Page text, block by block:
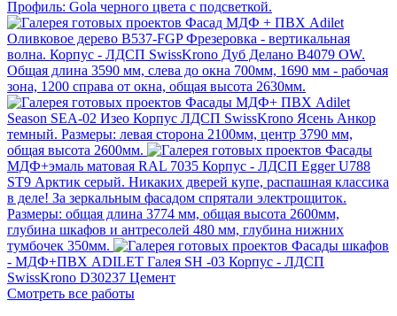
Профиль: Gola черного цвета с подсветкой.
Фасад МДФ + ПВХ Adilet
Оливковое дерево B537-FGP Фрезеровка - вертикальная
волна. Корпус - ЛДСП SwissKrono Дуб Делано В4079 OW.
Общая длина 3590 мм, слева до окна 700мм, 1690 мм - рабочая
зона, 1200 справа от окна, общая высота 2630мм.
Фасады МДФ+ ПВХ Adilet
Season SEA-02 Изео Корпус ЛДСП SwissKrono Ясень Анкор
темный. Размеры: левая сторона 2100мм, центр 3790 мм,
общая высота 2600мм.
Фасады
МДФ+эмаль матовая RAL 7035 Корпус - ЛДСП Egger U788
ST9 Арктик серый. Никаких дверей купе, распашная классика
в деле! За зеркальным фасадом спрятали электрощиток.
Размеры: общая длина 3774 мм, общая высота 2600мм,
глубина шкафов и антресолей 480 мм, глубина нижних
тумбочек 350мм.
Фасады шкафов
- МДФ+ПВХ ADILET Галея SH -03 Корпус - ЛДСП
SwissKrono D30237 Цемент
Смотреть все работы